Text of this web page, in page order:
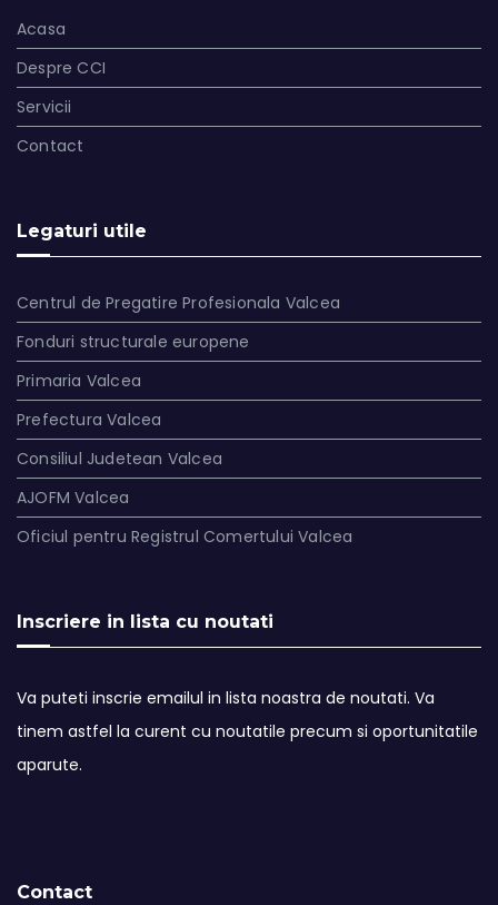
Acasa
Despre CCI
Servicii
Contact
Legaturi utile
Centrul de Pregatire Profesionala Valcea
Fonduri structurale europene
Primaria Valcea
Prefectura Valcea
Consiliul Judetean Valcea
AJOFM Valcea
Oficiul pentru Registrul Comertului Valcea
Inscriere in lista cu noutati
Va puteti inscrie emailul in lista noastra de noutati. Va
tinem astfel la curent cu noutatile precum si oportunitatile
aparute.
Contact